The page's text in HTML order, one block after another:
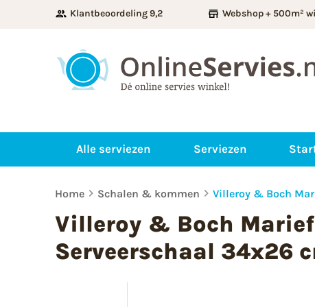
Klantbeoordeling 9,2 Webshop + 500m²
Alle serviezen Serviezen
Home Schalen & kommen Villeroy & Boch
Villeroy & Boch
Serveerschaal 34x26